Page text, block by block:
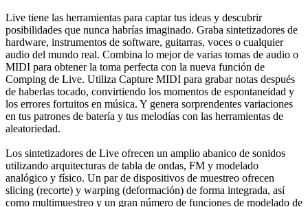
Live tiene las herramientas para captar tus ideas y descubrir
posibilidades que nunca habrías imaginado. Graba sintetizadores de
hardware, instrumentos de software, guitarras, voces o cualquier
audio del mundo real. Combina lo mejor de varias tomas de audio o
MIDI para obtener la toma perfecta con la nueva función de
Comping de Live. Utiliza Capture MIDI para grabar notas después
de haberlas tocado, convirtiendo los momentos de espontaneidad y
los errores fortuitos en música. Y genera sorprendentes variaciones
en tus patrones de batería y tus melodías con las herramientas de
aleatoriedad.
Los sintetizadores de Live ofrecen un amplio abanico de sonidos
utilizando arquitecturas de tabla de ondas, FM y modelado
analógico y físico. Un par de dispositivos de muestreo ofrecen
slicing (recorte) y warping (deformación) de forma integrada, así
como multimuestreo y un gran número de funciones de modelado de